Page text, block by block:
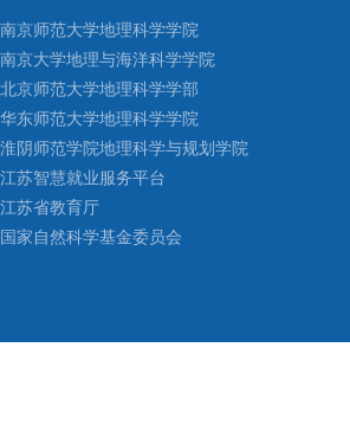
南京师范大学地理科学学院
南京大学地理与海洋科学学院
北京师范大学地理科学学部
华东师范大学地理科学学院
淮阴师范学院地理科学与规划学院
江苏智慧就业服务平台
江苏省教育厅
国家自然科学基金委员会